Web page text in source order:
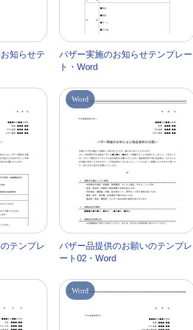
知らせテ
バザー実施のお知らせテンプレー
ト・Word
テンプレ
Word
バザー品提供のお願いのテンプレ
ート02・Word
Word